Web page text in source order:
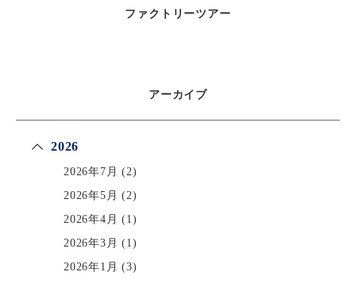
ファクトリーツアー
アーカイブ
2026
2026年7月 (2)
2026年5月 (2)
2026年4月 (1)
2026年3月 (1)
2026年1月 (3)